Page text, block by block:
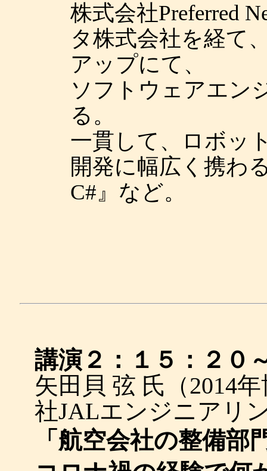
株式会社Preferred
タ株式会社を経て
アップにて、
ソフトウェアエン
る。
一貫して、ロボッ
開発に幅広く携わ
C#』など。
講演２：１５：２０
矢田貝 弦 氏（2014
社JALエンジニアリ
「航空会社の整備